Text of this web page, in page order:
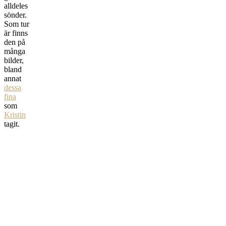
alldeles
sönder.
Som tur
är finns
den på
många
bilder,
bland
annat
dessa
fina
som
Kristin
tagit.